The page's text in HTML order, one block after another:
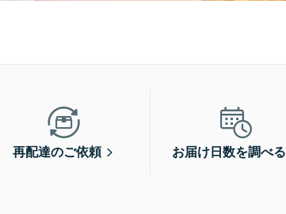
再配達のご依頼 お届け日数を調べる